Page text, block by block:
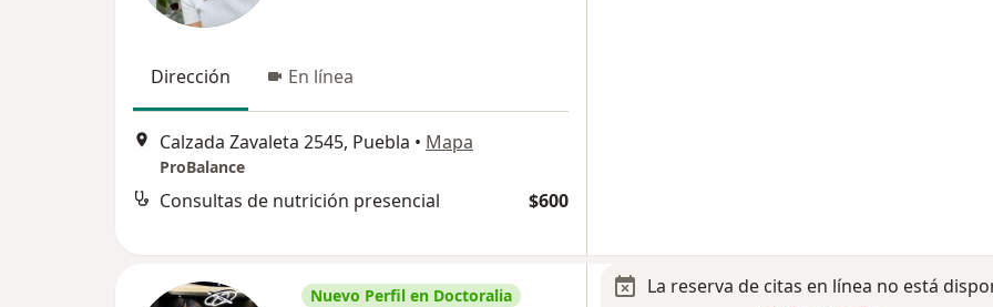
Dirección En línea
Calzada Zavaleta 2545, Puebla • Mapa
ProBalance
Consultas de nutrición presencial $600
Nuevo Perfil en Doctoralia
La reserva de citas en línea no está